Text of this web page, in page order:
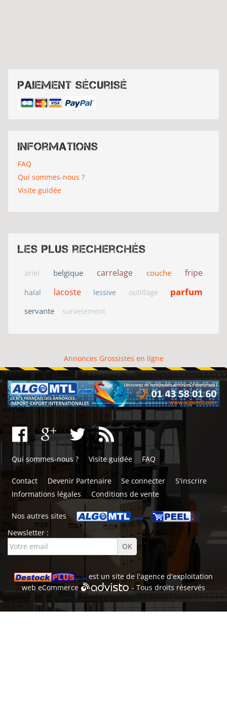
Paiement sécurisé
Informations
FAQ
Qui sommes-nous ?
Visite guidée
Les plus recherchés
ariel belgique carrelage couche fripe
halal lacoste lessive outillage parfum
servante survetement
Annonces Grossistes en ligne
Qui sommes-nous ? Visite guidée FAQ
Contact Devenir Partenaire Se connecter
S'inscrire
Informations légales
Conditions de vente
Nos autres sites
Newsletter :
est un site de l'agence d'exploitation
webeCommerce - Tous droits réservés